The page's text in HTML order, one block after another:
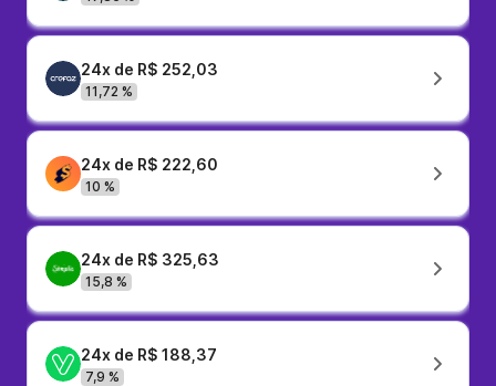
24x de R$ 252,03
11,72 %
24x de R$ 222,60
10 %
24x de R$ 325,63
15,8 %
24x de R$ 188,37
7,9 %